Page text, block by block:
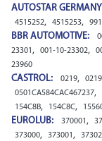
AUTOSTAR
4515252, 4515253,
BBR AUTOMOTIVE:
23301 , 001-10-23302,
23960
CASTROL: 0219,
0501CA584CAC467237,
154C8B, 154C8C,
EUROLUB: 370001 ,
373000, 373001 ,